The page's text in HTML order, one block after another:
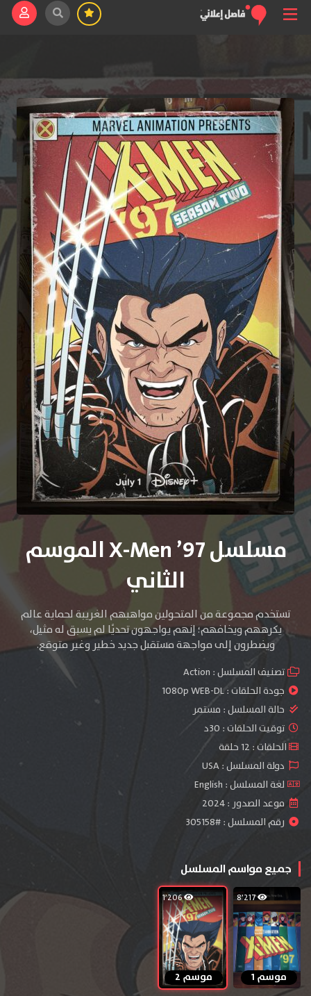
مسلسل X-Men ’97 الموسم
الثاني
تستخدم مجموعة من المتحولين مواهبهم الغريبة لحماية عالم
يكرههم ويخافهم؛ إنهم يواجهون تحديًا لم يسبق له مثيل،
ويضطرون إلى مواجهة مستقبل جديد خطير وغير متوقع.
تصنيف المسلسل : Action
جودة الحلقات :1080p WEB-DL
حالة المسلسل : مستمر
توقيت الحلقات : 30د
الحلقات : 12 حلقة
دولة المسلسل : USA
لغة المسلسل : English
موعد الصدور : 2024
رقم المسلسل : #305158
جميع مواسم المسلسل
8٬217
موسم 1
1٬206
موسم 2